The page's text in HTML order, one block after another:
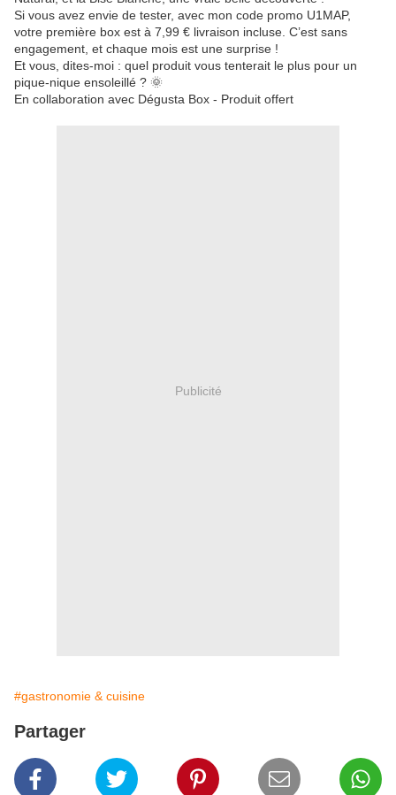
Si vous avez envie de tester, avec mon code promo U1MAP,
votre première box est à 7,99 € livraison incluse. C’est sans
engagement, et chaque mois est une surprise !
Et vous, dites-moi : quel produit vous tenterait le plus pour un
pique-nique ensoleillé ? 🌞
En collaboration avec Dégusta Box - Produit offert
Publicité
#gastronomie & cuisine
Partager